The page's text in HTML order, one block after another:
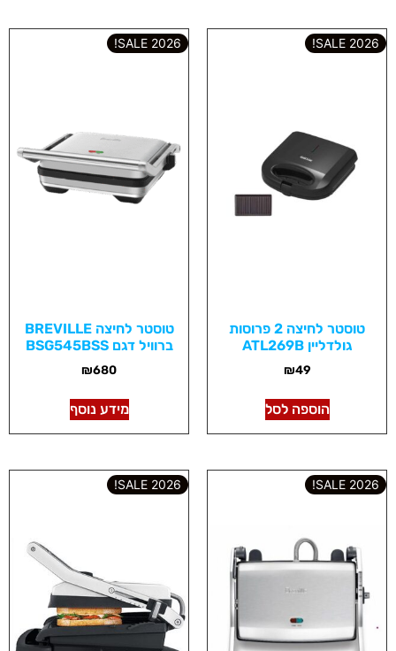
2026 SALE!
טוסטר לחיצה 2 פרוסות
גולדליין ATL269B
₪49
הוספה לסל
2026 SALE!
טוסטר לחיצה BREVILLE
ברוויל דגם BSG545BSS
₪680
מידע נוסף
2026 SALE!
2026 SALE!